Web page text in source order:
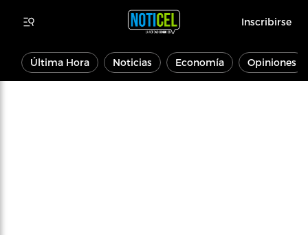
Inscribirse
Última Hora Noticias Economía Opiniones